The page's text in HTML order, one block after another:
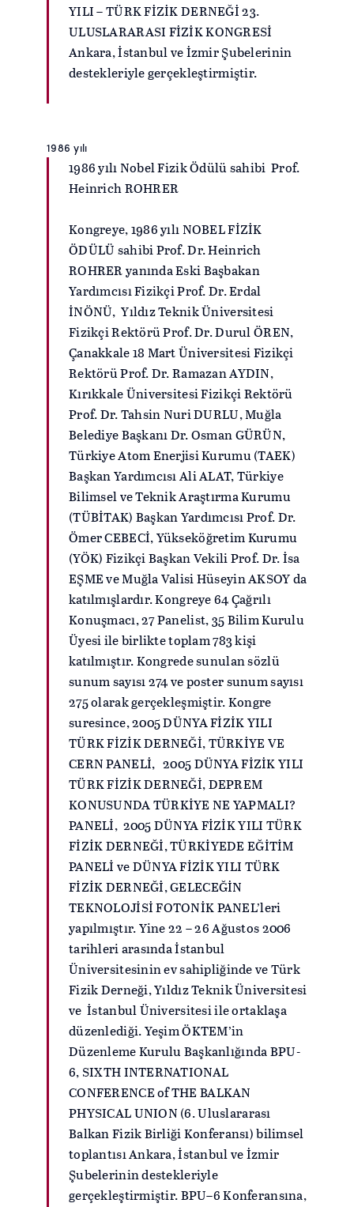
YILI – TÜRK FİZİK DERNEĞİ 23.
ULUSLARARASI FİZİK KONGRESİ
Ankara, İstanbul ve İzmir Şubelerinin
destekleriyle gerçekleştirmiştir.
1986 yılı
1986 yılı Nobel Fizik Ödülü sahibi Prof.
Heinrich ROHRER
Kongreye, 1986 yılı NOBEL FİZİK
ÖDÜLÜ sahibi Prof. Dr. Heinrich
ROHRER yanında Eski Başbakan
Yardımcısı Fizikçi Prof. Dr. Erdal
İNÖNÜ, Yıldız Teknik Üniversitesi
Fizikçi Rektörü Prof. Dr. Durul ÖREN,
Çanakkale 18 Mart Üniversitesi Fizikçi
Rektörü Prof. Dr. Ramazan AYDIN,
Kırıkkale Üniversitesi Fizikçi Rektörü
Prof. Dr. Tahsin Nuri DURLU, Muğla
Belediye Başkanı Dr. Osman GÜRÜN,
Türkiye Atom Enerjisi Kurumu (TAEK)
Başkan Yardımcısı Ali ALAT, Türkiye
Bilimsel ve Teknik Araştırma Kurumu
(TÜBİTAK) Başkan Yardımcısı Prof. Dr.
Ömer CEBECİ, Yükseköğretim Kurumu
(YÖK) Fizikçi Başkan Vekili Prof. Dr. İsa
EŞME ve Muğla Valisi Hüseyin AKSOY da
katılmışlardır. Kongreye 64 Çağrılı
Konuşmacı, 27 Panelist, 35 Bilim Kurulu
Üyesi ile birlikte toplam 783 kişi
katılmıştır. Kongrede sunulan sözlü
sunum sayısı 274 ve poster sunum sayısı
275 olarak gerçekleşmiştir. Kongre
suresince, 2005 DÜNYA FİZİK YILI
TÜRK FİZİK DERNEĞİ, TÜRKİYE VE
CERN PANELİ, 2005 DÜNYA FİZİK YILI
TÜRK FİZİK DERNEĞİ, DEPREM
KONUSUNDA TÜRKİYE NE YAPMALI?
PANELİ, 2005 DÜNYA FİZİK YILI TÜRK
FİZİK DERNEĞİ, TÜRKİYEDE EĞİTİM
PANELİ ve DÜNYA FİZİK YILI TÜRK
FİZİK DERNEĞİ, GELECEĞİN
TEKNOLOJİSİ FOTONİK PANEL’leri
yapılmıştır. Yine 22 – 26 Ağustos 2006
tarihleri arasında İstanbul
Üniversitesinin ev sahipliğinde ve Türk
Fizik Derneği, Yıldız Teknik Üniversitesi
ve İstanbul Üniversitesi ile ortaklaşa
düzenlediği. Yeşim ÖKTEM’in
Düzenleme Kurulu Başkanlığında BPU-
6, SIXTH INTERNATIONAL
CONFERENCE of THE BALKAN
PHYSICAL UNION (6. Uluslararası
Balkan Fizik Birliği Konferansı) bilimsel
toplantısı Ankara, İstanbul ve İzmir
Şubelerinin destekleriyle
gerçekleştirmiştir. BPU–6 Konferansına,